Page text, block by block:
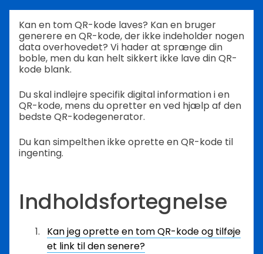
Kan en tom QR-kode laves? Kan en bruger
generere en QR-kode, der ikke indeholder nogen
data overhovedet? Vi hader at sprænge din
boble, men du kan helt sikkert ikke lave din QR-
kode blank.
Du skal indlejre specifik digital information i en
QR-kode, mens du opretter en ved hjælp af den
bedste QR-kodegenerator.
Du kan simpelthen ikke oprette en QR-kode til
ingenting.
Indholdsfortegnelse
Kan jeg oprette en tom QR-kode og tilføje
et link til den senere?